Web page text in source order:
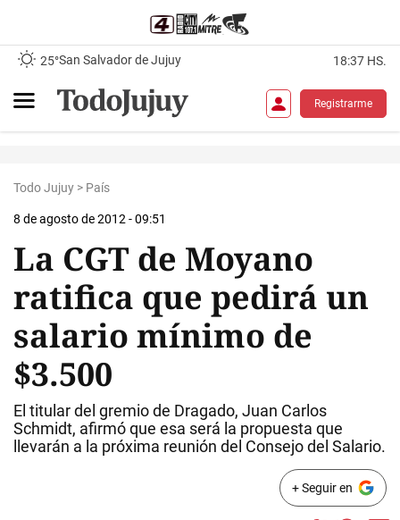
25°San Salvador de Jujuy 18:37 HS.
Registrarme
Todo Jujuy > País
8 de agosto de 2012 - 09:51
La CGT de Moyano
ratifica que pedirá un
salario mínimo de
$3.500
El titular del gremio de Dragado, Juan Carlos
Schmidt, afirmó que esa será la propuesta que
llevarán a la próxima reunión del Consejo del Salario.
+ Seguir en